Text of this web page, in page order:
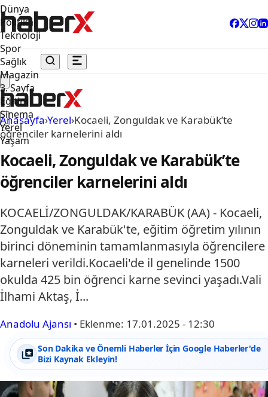
Dünya
Politika
Teknoloji
Spor
Sağlık
Magazin
3. Sayfa
Eğitim
Sinema
Yerel
Yaşam
Anasayfa›Yerel›Kocaeli, Zonguldak ve Karabük’te
öğrenciler karnelerini aldı
Kocaeli, Zonguldak ve Karabük’te
öğrenciler karnelerini aldı
KOCAELİ/ZONGULDAK/KARABÜK (AA) - Kocaeli,
Zonguldak ve Karabük'te, eğitim öğretim yılının
birinci döneminin tamamlanmasıyla öğrencilere
karneleri verildi.Kocaeli'de il genelinde 1500
okulda 425 bin öğrenci karne sevinci yaşadı.Vali
İlhami Aktaş, İ...
Anadolu Ajansı • Eklenme: 17.01.2025 - 12:30
Son Dakika ve Önemli Haberler İçin Google Haberler'de
Bizi Kaynak Ekleyin!